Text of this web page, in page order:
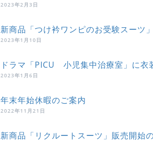
2023年2月3日
新商品「つけ衿ワンピのお受験スーツ
2023年1月10日
ドラマ「PICU 小児集中治療室」に衣
2023年1月6日
年末年始休暇のご案内
2022年11月21日
新商品「リクルートスーツ」販売開始